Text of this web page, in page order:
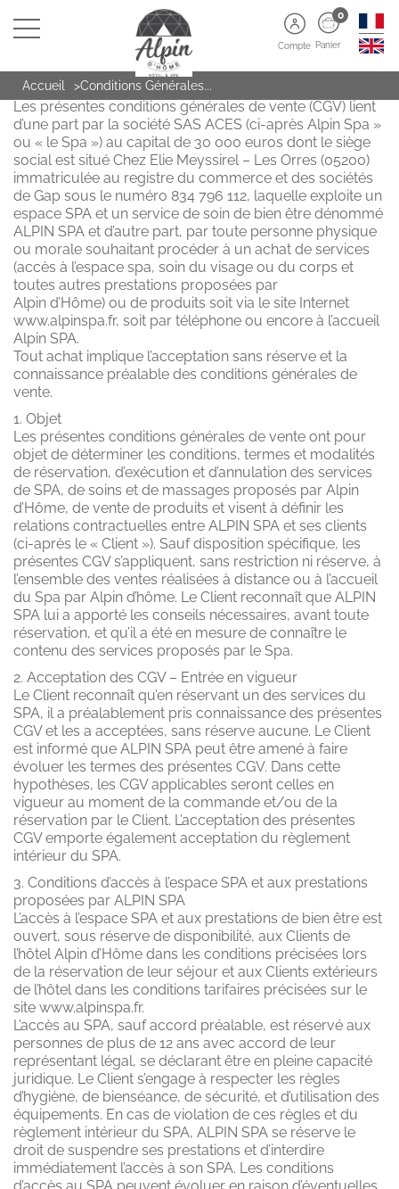
Compte
0
Panier
Accueil Conditions Générales...
CONDITIONS GENERALES DE VENTE ALPIN SPA
Les présentes conditions générales de vente (CGV) lient
d’une part par la société SAS ACES (ci-après Alpin Spa »
ou « le Spa ») au capital de 30 000 euros dont le siège
social est situé Chez Elie Meyssirel – Les Orres (05200)
immatriculée au registre du commerce et des sociétés
de Gap sous le numéro 834 796 112, laquelle exploite un
espace SPA et un service de soin de bien être dénommé
ALPIN SPA et d’autre part, par toute personne physique
ou morale souhaitant procéder à un achat de services
(accès à l’espace spa, soin du visage ou du corps et
toutes autres prestations proposées par
Alpin d’Hôme) ou de produits soit via le site Internet
www.alpinspa.fr, soit par téléphone ou encore à l’accueil
Alpin SPA.
Tout achat implique l’acceptation sans réserve et la
connaissance préalable des conditions générales de
vente.
1. Objet
Les présentes conditions générales de vente ont pour
objet de déterminer les conditions, termes et modalités
de réservation, d’exécution et d’annulation des services
de SPA, de soins et de massages proposés par Alpin
d’Hôme, de vente de produits et visent à définir les
relations contractuelles entre ALPIN SPA et ses clients
(ci-après le « Client »). Sauf disposition spécifique, les
présentes CGV s’appliquent, sans restriction ni réserve, à
l’ensemble des ventes réalisées à distance ou à l’accueil
du Spa par Alpin d’hôme. Le Client reconnaît que ALPIN
SPA lui a apporté les conseils nécessaires, avant toute
réservation, et qu’il a été en mesure de connaître le
contenu des services proposés par le Spa.
2. Acceptation des CGV – Entrée en vigueur
Le Client reconnaît qu’en réservant un des services du
SPA, il a préalablement pris connaissance des présentes
CGV et les a acceptées, sans réserve aucune. Le Client
est informé que ALPIN SPA peut être amené à faire
évoluer les termes des présentes CGV. Dans cette
hypothèses, les CGV applicables seront celles en
vigueur au moment de la commande et/ou de la
réservation par le Client. L’acceptation des présentes
CGV emporte également acceptation du règlement
intérieur du SPA.
3. Conditions d’accès à l’espace SPA et aux prestations
proposées par ALPIN SPA
L’accès à l’espace SPA et aux prestations de bien être est
ouvert, sous réserve de disponibilité, aux Clients de
l’hôtel Alpin d’Hôme dans les conditions précisées lors
de la réservation de leur séjour et aux Clients extérieurs
de l’hôtel dans les conditions tarifaires précisées sur le
site www.alpinspa.fr.
L’accès au SPA, sauf accord préalable, est réservé aux
personnes de plus de 12 ans avec accord de leur
représentant légal, se déclarant être en pleine capacité
juridique. Le Client s’engage à respecter les règles
d’hygiène, de bienséance, de sécurité, et d’utilisation des
équipements. En cas de violation de ces règles et du
règlement intérieur du SPA, ALPIN SPA se réserve le
droit de suspendre ses prestations et d’interdire
immédiatement l’accès à son SPA. Les conditions